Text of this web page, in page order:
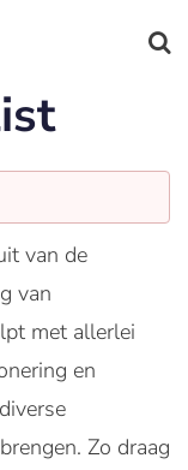
van de
van
met allerlei
en
Zo draag